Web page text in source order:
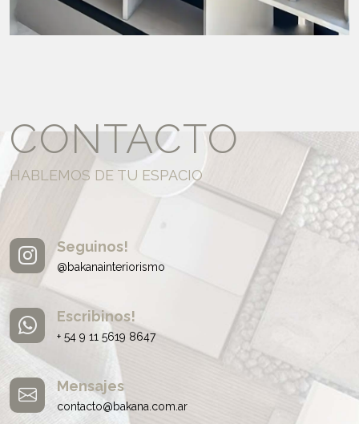
CONTACTO
HABLEMOS DE TU ESPACIO
Seguinos!
@bakanainteriorismo
Escribinos!
+ 54 9 11 5619 8647
Mensajes
contacto@bakana.com.ar